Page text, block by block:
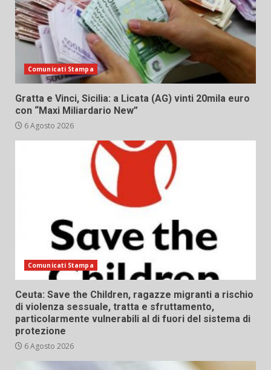
Comunicati Stampa
Gratta e Vinci, Sicilia: a Licata (AG) vinti 20mila euro
con “Maxi Miliardario New”
6 Agosto 2026
Comunicati Stampa
Ceuta: Save the Children, ragazze migranti a rischio
di violenza sessuale, tratta e sfruttamento,
particolarmente vulnerabili al di fuori del sistema di
protezione
6 Agosto 2026